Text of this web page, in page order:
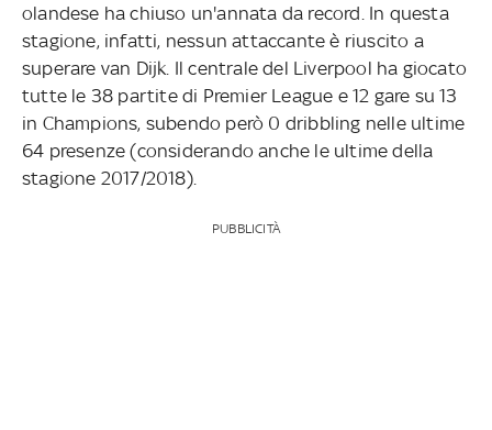
olandese ha chiuso un'annata da record. In questa
stagione, infatti, nessun attaccante è riuscito a
superare van Dijk. Il centrale del Liverpool ha giocato
tutte le 38 partite di Premier League e 12 gare su 13
in Champions, subendo però 0 dribbling nelle ultime
64 presenze (considerando anche le ultime della
stagione 2017/2018).
PUBBLICITÀ